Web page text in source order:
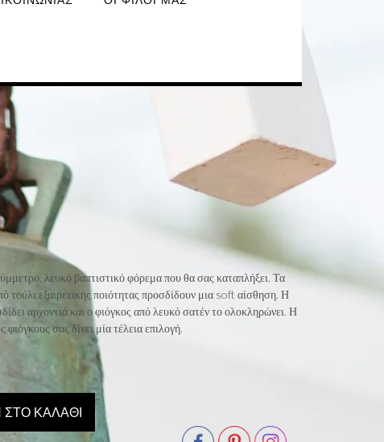
λευκό βαπτιστικό φόρεμα που θα σας καταπλήξει. Τα
τούλι εξαιρετικής ποιότητας προσδίδουν μια soft αίσθηση. Η
αρχοντιά και ο φιόγκος από λευκό σατέν το ολοκληρώνει. Η
σας δίνει μία τέλεια επιλογή.
ΚΑΛΆΘΙ